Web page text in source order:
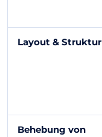
Layout & Struktur
Behebung von